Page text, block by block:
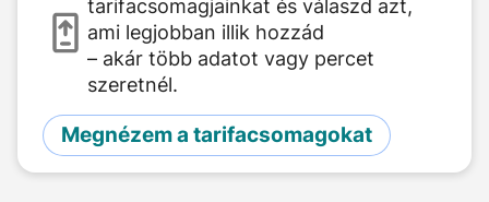
tarifacsomagjainkat és válaszd azt,
ami legjobban illik hozzád
– akár több adatot vagy percet
szeretnél.
Megnézem a tarifacsomagokat